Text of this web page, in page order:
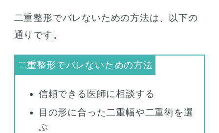
二重整形でバレないための方法は、以下の
通りです。
信頼できる医師に相談する
目の形に合った二重幅や二重術を選
ぶ